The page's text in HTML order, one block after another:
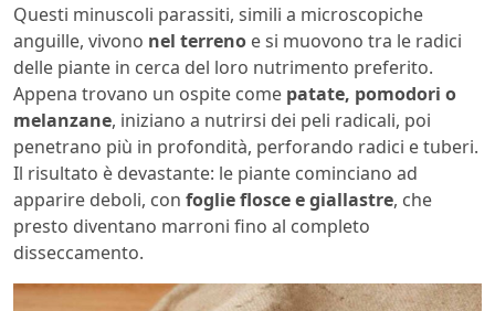
Questi minuscoli parassiti, simili a microscopiche
anguille, vivono nel terreno e si muovono tra le radici
delle piante in cerca del loro nutrimento preferito.
Appena trovano un ospite come patate, pomodori o
melanzane, iniziano a nutrirsi dei peli radicali, poi
penetrano più in profondità, perforando radici e tuberi.
Il risultato è devastante: le piante cominciano ad
apparire deboli, con foglie flosce e giallastre, che
presto diventano marroni fino al completo
disseccamento.